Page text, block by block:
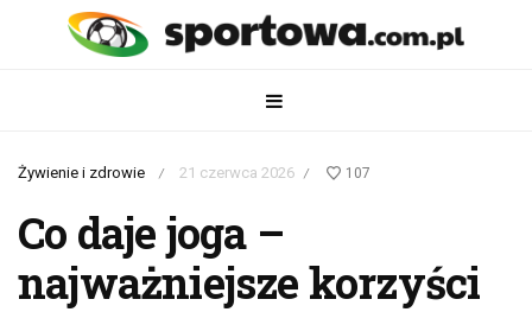
Żywienie i zdrowie / 21 czerwca 2026 / 107
Co daje joga –
najważniejsze korzyści